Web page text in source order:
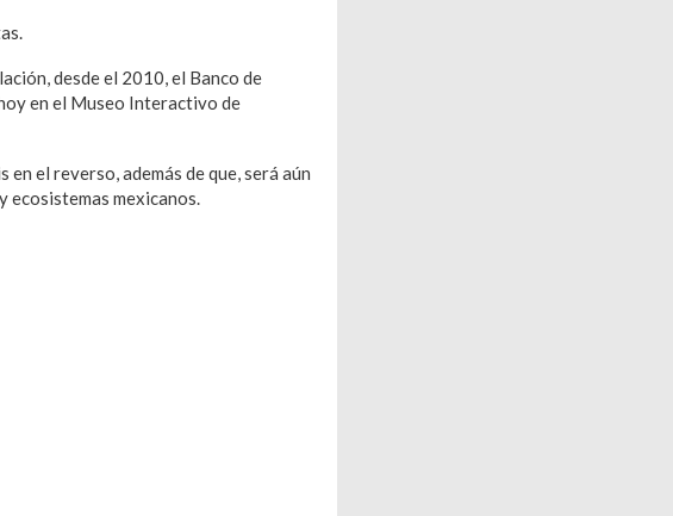
desde el 2010, el Banco de
en el Museo Interactivo de
el reverso, además de que, será aún
mexicanos.